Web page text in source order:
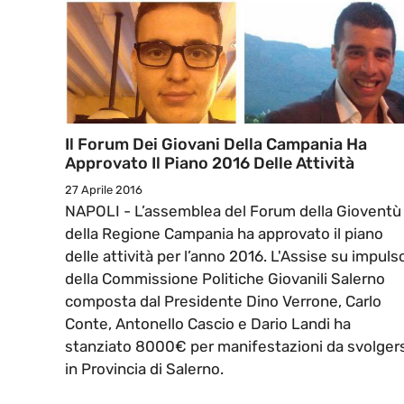
Il Forum Dei Giovani Della Campania Ha
Approvato Il Piano 2016 Delle Attività
27 Aprile 2016
NAPOLI - L’assemblea del Forum della Gioventù
della Regione Campania ha approvato il piano
delle attività per l’anno 2016. L'Assise su
della Commissione Politiche Giovanili Salerno
composta dal Presidente Dino Verrone, Carlo
Conte, Antonello Cascio e Dario Landi ha
stanziato 8000€ per manifestazioni da
in Provincia di Salerno.